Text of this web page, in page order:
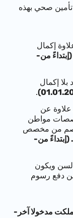
صحي بهذه
إكمال
من-
إكمال
.
عن
مواطن
من مخصص
من-
ويكون
دفع رسوم
مدخولا آخر-